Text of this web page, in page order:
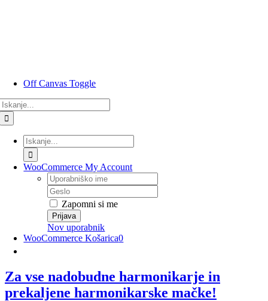
Off Canvas Toggle
Rezultati
iskanja
za:
WooCommerce My Account
Uporabniško
ime
Geslo
Zapomni si me
Nov uporabnik
WooCommerce Košarica0
Za vse nadobudne harmonikarje in
prekaljene harmonikarske mačke!